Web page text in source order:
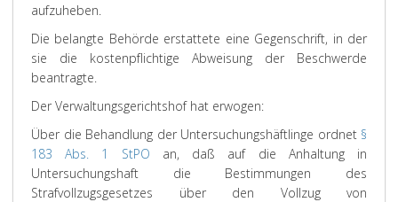
aufzuheben.
Die belangte Behörde erstattete eine Gegenschrift, in der
sie die kostenpflichtige Abweisung der Beschwerde
beantragte.
Der Verwaltungsgerichtshof hat erwogen:
Über die Behandlung der Untersuchungshäftlinge ordnet §
183 Abs. 1 StPO an, daß auf die Anhaltung in
Untersuchungshaft die Bestimmungen des
Strafvollzugsgesetzes über den Vollzug von